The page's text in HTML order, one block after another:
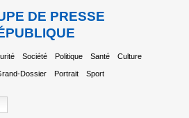
DE PRESSE
Société Politique Santé Culture
Dossier Portrait Sport